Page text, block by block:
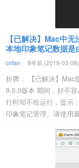
【已解决】Mac中
本地印象笔记数据是
crifan 8年前 (2019-03-08)
折腾： 【已解决】Mac
9.0.0版本 期间，好不
行时却不给运行，提示
印象笔记管理。请使用